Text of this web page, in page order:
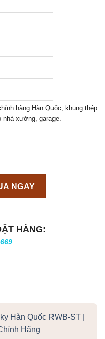
hãng Hàn Quốc, khung thép
xưởng, garage.
NGAY
HÀNG:
Hàn Quốc RWB-ST |
Hãng